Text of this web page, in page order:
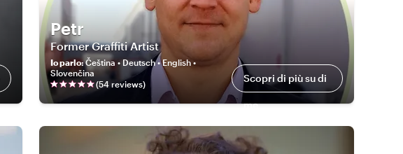
Petr
Former Graffiti Artist
Io parlo:Čeština • Deutsch • English •
Slovenčina
(54 reviews) Scopri di più su di
me